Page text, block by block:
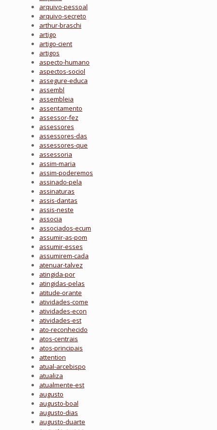
arquivo-pessoal
arquivo-secreto
arthur-braschi
artigo
artigo-cient
artigos
aspecto-humano
aspectos-sociol
assegure-educa
assembl
assembleia
assentamento
assessor-fez
assessores
assessores-das
assessores-que
assessoria
assim-maria
assim-poderemos
assinado-pela
assinaturas
assis-dantas
assis-neste
associa
associados-ecum
assumir-as-pom
assumir-esses
assumirem-cada
atenuar-talvez
atingida-por
atingidas-pelas
atitude-orante
atividades-come
atividades-econ
atividades-est
ato-reconhecido
atos-centrais
atos-principais
attention
atual-arcebispo
atualiza
atualmente-est
augusto
augusto-boal
augusto-dias
augusto-duarte